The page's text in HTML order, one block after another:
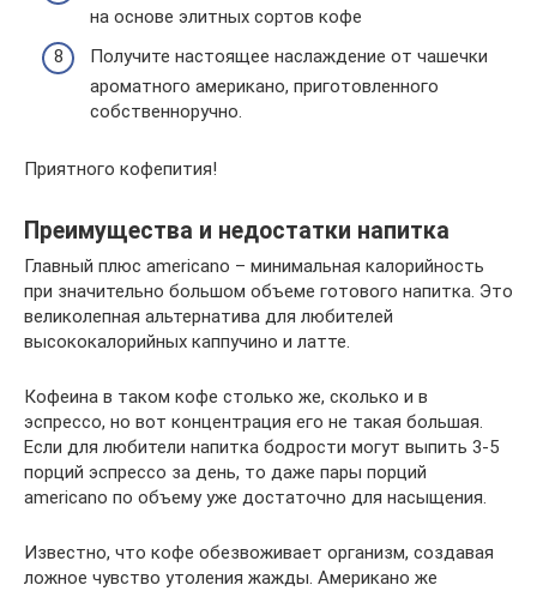
на основе элитных сортов кофе
Получите настоящее наслаждение от чашечки
ароматного американо, приготовленного
собственноручно.
Приятного кофепития!
Преимущества и недостатки напитка
Главный плюс americano – минимальная калорийность
при значительно большом объеме готового напитка. Это
великолепная альтернатива для любителей
высококалорийных каппучино и латте.
Кофеина в таком кофе столько же, сколько и в
эспрессо, но вот концентрация его не такая большая.
Если для любители напитка бодрости могут выпить 3-5
порций эспрессо за день, то даже пары порций
americano по объему уже достаточно для насыщения.
Известно, что кофе обезвоживает организм, создавая
ложное чувство утоления жажды. Американо же